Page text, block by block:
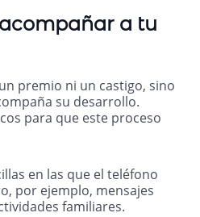
a tu
premio ni un castigo, sino
su desarrollo.
para que este proceso
en las que el teléfono
por ejemplo, mensajes
familiares.